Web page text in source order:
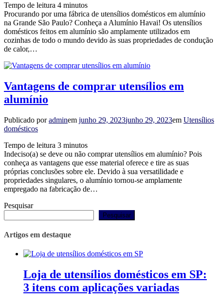
Tempo de leitura 4 minutos
Procurando por uma fábrica de utensílios domésticos em alumínio
na Grande São Paulo? Conheça a Alumínio Havai! Os utensílios
domésticos feitos em alumínio são amplamente utilizados em
cozinhas de todo o mundo devido às suas propriedades de condução
de calor,…
Vantagens de comprar utensílios em
alumínio
Publicado poradminem junho 29, 2023junho 29, 2023em Utensílios
domésticos
Tempo de leitura 3 minutos
Indeciso(a) se deve ou não comprar utensílios em alumínio? Pois
conheça as vantagens que esse material oferece e tire as suas
próprias conclusões sobre ele. Devido à sua versatilidade e
propriedades singulares, o alumínio tornou-se amplamente
empregado na fabricação de…
Pesquisar
Pesquisar
Artigos em destaque
Loja de utensílios domésticos em SP:
3 itens com aplicações variadas